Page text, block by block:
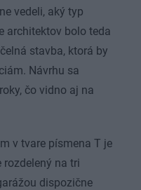
vedeli, aký typ
architektov bolo teda
stavba, ktorá by
Návrhu sa
čo vidno aj na
v tvare písmena T je
na tri
dispozične